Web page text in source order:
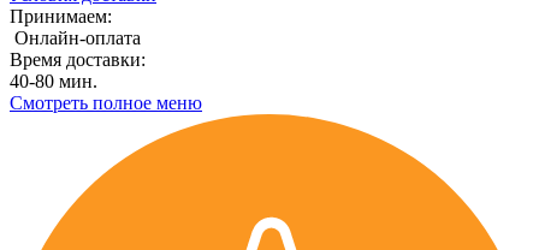
Принимаем:
Онлайн-оплата
Время доставки:
40-80 мин.
Смотреть полное меню